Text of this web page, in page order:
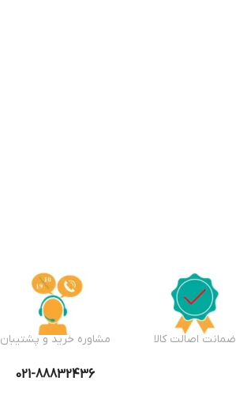
ضمانت اصالت کالا مشاوره خرید و پشتیبان
021-88832436